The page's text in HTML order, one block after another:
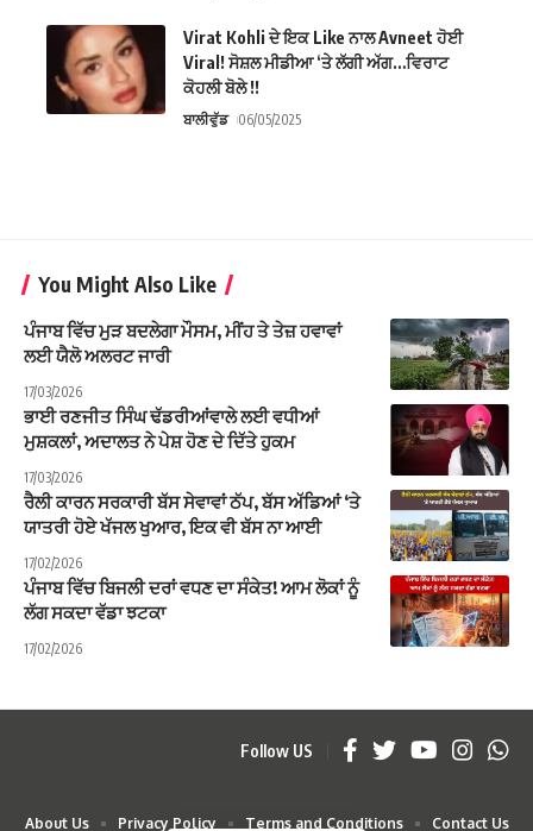
Virat Kohli ਦੇ ਇਕ Like ਨਾਲ Avneet ਹੋਈ
Viral! ਸੋਸ਼ਲ ਮੀਡੀਆ ‘ਤੇ ਲੱਗੀ ਅੱਗ…ਵਿਰਾਟ
ਕੋਹਲੀ ਬੋਲੇ !!
ਬਾਲੀਵੁੱਡ 06/05/2025
You Might Also Like
ਪੰਜਾਬ ਵਿੱਚ ਮੁੜ ਬਦਲੇਗਾ ਮੌਸਮ, ਮੀਂਹ ਤੇ ਤੇਜ਼ ਹਵਾਵਾਂ
ਲਈ ਯੈਲੋ ਅਲਰਟ ਜਾਰੀ
17/03/2026
ਭਾਈ ਰਣਜੀਤ ਸਿੰਘ ਢੱਡਰੀਆਂਵਾਲੇ ਲਈ ਵਧੀਆਂ
ਮੁਸ਼ਕਲਾਂ, ਅਦਾਲਤ ਨੇ ਪੇਸ਼ ਹੋਣ ਦੇ ਦਿੱਤੇ ਹੁਕਮ
17/03/2026
ਰੈਲੀ ਕਾਰਨ ਸਰਕਾਰੀ ਬੱਸ ਸੇਵਾਵਾਂ ਠੱਪ, ਬੱਸ ਅੱਡਿਆਂ ‘ਤੇ
ਯਾਤਰੀ ਹੋਏ ਖੱਜਲ ਖੁਆਰ, ਇਕ ਵੀ ਬੱਸ ਨਾ ਆਈ
17/02/2026
ਪੰਜਾਬ ਵਿੱਚ ਬਿਜਲੀ ਦਰਾਂ ਵਧਣ ਦਾ ਸੰਕੇਤ! ਆਮ ਲੋਕਾਂ ਨੂੰ
ਲੱਗ ਸਕਦਾ ਵੱਡਾ ਝਟਕਾ
17/02/2026
Follow US
About Us Privacy Policy Terms and Conditions Contact Us